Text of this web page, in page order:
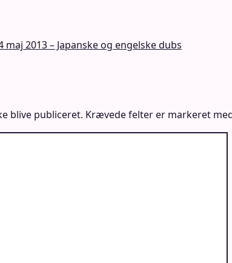
maj 2013 – Japanske og engelske dubs
blive publiceret. Krævede felter er markeret